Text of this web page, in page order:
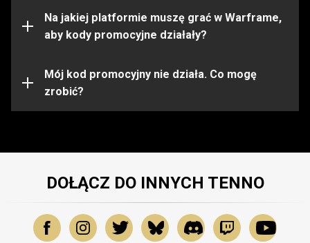
Na jakiej platformie muszę grać w Warframe,
aby kody promocyjne działały?
kodu upewnij się, że jesteś zalogowany na konto
Warframe na właściwej platformie.
Mój kod promocyjny nie działa. Co mogę
zrobić?
wykorzystany. Aby uzyskać dalszą pomoc, prosimy
skontaktować się z
DOŁĄCZ DO INNYCH TENNO